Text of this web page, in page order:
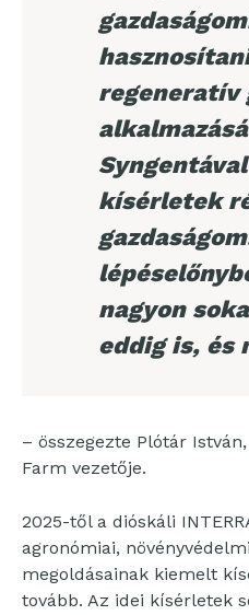
regeneratív
kísérletek
nagyon
eddig is, és
– összegezte Plótár
Farm vezetője.
2025-től a dióskáli
agronómiai,
megoldásainak kiemelt
tovább. Az idei kísérletek